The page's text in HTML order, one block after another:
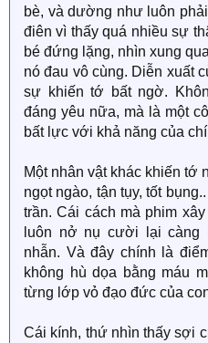
bè, và dường như luôn
điên vì thấy quá nhiều sự
bé đứng lặng, nhìn xung
nó đau vô cùng. Diễn xuất
sự khiến tớ bất ngờ.
đáng yêu nữa, mà là một
bất lực với khả năng của
Một nhân vật khác khiến tớ
ngọt ngào, tận tụy, tốt
trần. Cái cách mà phim
luôn nở nụ cười lại càng
nhẫn. Và đây chính là
không hù dọa bằng máu
từng lớp vỏ đạo đức của
Cái kính, thứ nhìn thấy sợi